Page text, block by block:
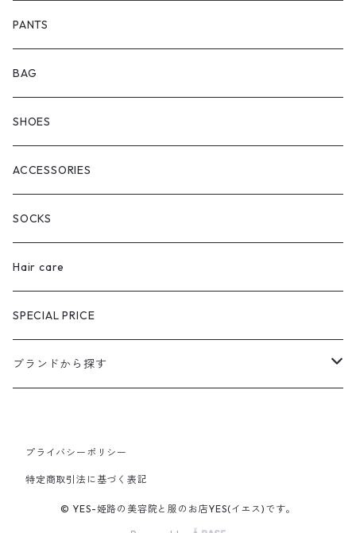
PANTS
BAG
SHOES
ACCESSORIES
SOCKS
Hair care
SPECIAL PRICE
ブランドから探す
CURRENTAGE
Ines Bressand
プライバシーポリシー
特定商取引法に基づく表記
© YES-姫路の美容院と服のお店YES(イエス)です。